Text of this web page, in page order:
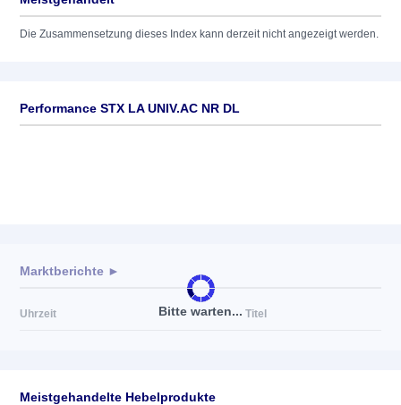
Die Zusammensetzung dieses Index kann derzeit nicht angezeigt werden.
Performance STX LA UNIV.AC NR DL
Bitte warten...
Marktberichte ►
Uhrzeit Titel
Meistgehandelte Hebelprodukte